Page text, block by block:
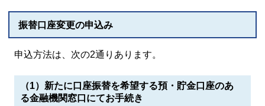
振替口座変更の申込み
申込方法は、次の2通りあります。
（1）新たに口座振替を希望する預・貯金口座のあ
る金融機関窓口にてお手続き